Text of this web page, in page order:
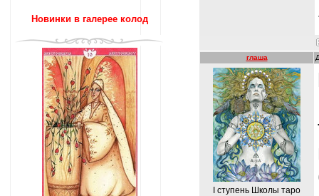
Новинки в галерее колод
глаша
I ступень Школы таро